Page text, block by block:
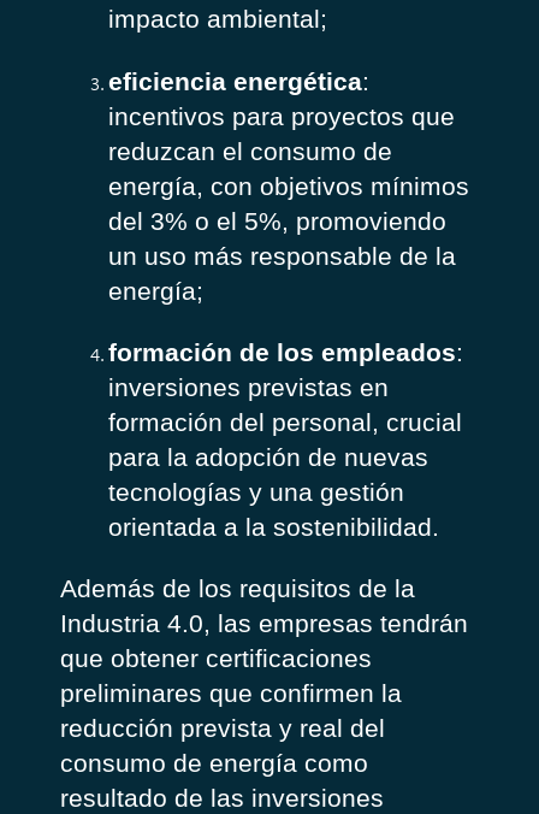
impacto ambiental;
eficiencia energética:
incentivos para proyectos que
reduzcan el consumo de
energía, con objetivos mínimos
del 3% o el 5%, promoviendo
un uso más responsable de la
energía;
formación de los empleados:
inversiones previstas en
formación del personal, crucial
para la adopción de nuevas
tecnologías y una gestión
orientada a la sostenibilidad.
Además de los requisitos de la
Industria 4.0, las empresas tendrán
que obtener certificaciones
preliminares que confirmen la
reducción prevista y real del
consumo de energía como
resultado de las inversiones